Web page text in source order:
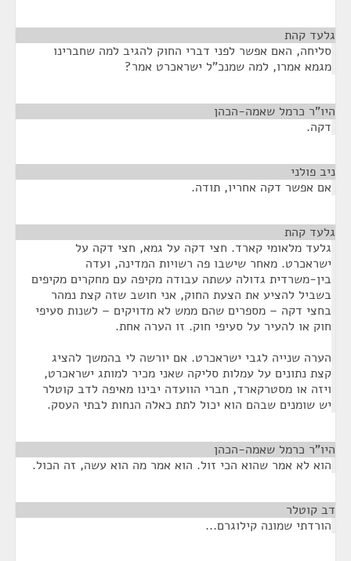
גלעד קהת
סליחה, האם אפשר לפני דברי החוק להגיב למה שחברינו
מגמא אמרו, למה שמנכ"ל ישראכרט אמר?
היו"ר כרמל שאמה-הכהן
דקה.
ניב פולני
אם אפשר דקה אחריו, תודה.
גלעד קהת
גלעד מלאומי קארד. חצי דקה על גמא, חצי דקה על
ישראכרט. מאחר שישבו פה רשויות המדינה, ועדה
בין-משרדית גדולה עשתה עבודה מקיפה עם מחקרים מקיפים
בשביל להציע את הצעת החוק, אני חושב שזה קצת נמהר
בחצי דקה – מספרים שהם ממש לא מדויקים – לשנות סעיפי
חוק או להעיר על סעיפי חוק. זו הערה אחת.
הערה שנייה לגבי ישראכרט. אם יורשה לי בהמשך להציג
קצת נתונים על עמלות סליקה שאני מכיר למותג ישראכרט,
ויזה או מסטרקארד, חברי הוועדה יבינו מאיפה לדב קוטלר
יש שומנים שבהם הוא יכול לתת כאלה הנחות לבתי העסק.
היו"ר כרמל שאמה-הכהן
הוא לא אמר שהוא הכי זול. הוא אמר מה הוא עשה, זה הכול.
דב קוטלר
הורדתי שמונה קילוגרם...